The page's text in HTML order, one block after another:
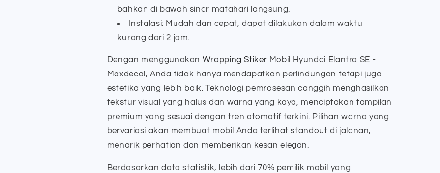
bahkan di bawah sinar matahari langsung.
Instalasi: Mudah dan cepat, dapat dilakukan dalam waktu
kurang dari 2 jam.
Dengan menggunakan Wrapping Stiker Mobil Hyundai Elantra SE -
Maxdecal, Anda tidak hanya mendapatkan perlindungan tetapi juga
estetika yang lebih baik. Teknologi pemrosesan canggih menghasilkan
tekstur visual yang halus dan warna yang kaya, menciptakan tampilan
premium yang sesuai dengan tren otomotif terkini. Pilihan warna yang
bervariasi akan membuat mobil Anda terlihat standout di jalanan,
menarik perhatian dan memberikan kesan elegan.
Berdasarkan data statistik, lebih dari 70% pemilik mobil yang